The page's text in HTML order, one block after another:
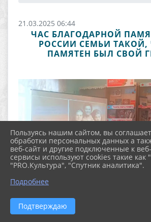
21.03.2025 06:44
ЧАС БЛАГОДАРНОЙ
РОССИИ СЕМЬИ ТАКОЙ,
ПАМЯТЕН БЫЛ СВОЙ
Пользуясь нашим сайтом, вы
обработки персональных данных а
веб-сайт и другие подключенные к
сервисы используют cookies такие как
"PRO.Культура", "Спутник аналитика".
Подробнее
Подтверждаю